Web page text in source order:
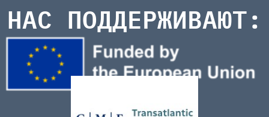
НАС ПОДДЕРЖИВАЮТ: